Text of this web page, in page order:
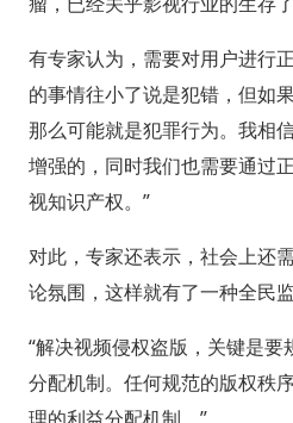
有专家认为，需要对用户进行
的事情往小了说是犯错，但如
那么可能就是犯罪行为。我相
增强的，同时我们也需要通过
视知识产权。”
对此，专家还表示，社会上还
论氛围，这样就有了一种全民监
“解决视频侵权盗版，关键是
分配机制。任何规范的版权秩